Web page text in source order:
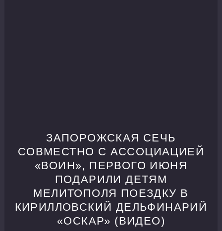
ЗАПОРОЖСКАЯ СЕЧЬ
СОВМЕСТНО С АССОЦИАЦИЕЙ
«ВОИН», ПЕРВОГО ИЮНЯ
ПОДАРИЛИ ДЕТЯМ
МЕЛИТОПОЛЯ ПОЕЗДКУ В
КИРИЛЛОВСКИЙ ДЕЛЬФИНАРИЙ
«ОСКАР» (ВИДЕО)